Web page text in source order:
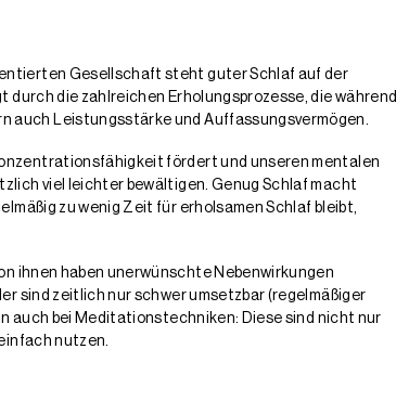
Gesellschaft steht guter Schlaf auf der
die zahlreichen Erholungsprozesse, die während
auch Leistungsstärke und Auffassungsvermögen.
fördert und unseren mentalen
viel leichter bewältigen. Genug Schlaf macht
zu wenig Zeit für erholsamen Schlaf bleibt,
ihnen haben unerwünschte Nebenwirkungen
sind zeitlich nur schwer umsetzbar (regelmäßiger
auch bei Meditationstechniken: Diese sind nicht nur
nutzen.